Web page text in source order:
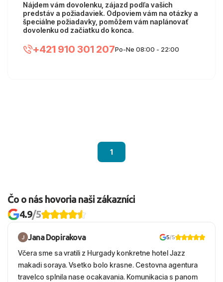
Nájdem vám dovolenku, zájazd podľa vašich
predstáv a požiadaviek. Odpoviem vám na otázky a
špeciálne požiadavky, pomôžem vám naplánovať
dovolenku od začiatku do konca.
+421 910 301 207Po-Ne 08:00 - 22:00
1
Čo o nás hovoria naši zákazníci
4.9/5
Jana Dopirakova 5/5
Včera sme sa vratili z Hurgady konkretne hotel Jazz
makadi soraya. Vsetko bolo krasne. Cestovna agentura
travelco splnila nase ocakavania. Komunikacia s panom